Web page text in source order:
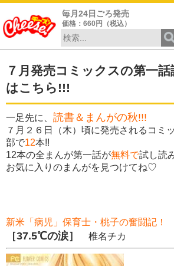
毎月24日ごろ発売
価格：660円（税込）
７月発売コミックスの第一
はこちら!!!
一足先に、 読書＆まんがの秋!!!
７月２６日（木）頃に発売されるコミ
部で12本!!
12本の全まんが第一話が無料で試し読
お気に入りのまんがを見つけてね♡
新米「病児」保育士・桃子の奮闘記！
［37.5℃の涙］ 椎名チカ